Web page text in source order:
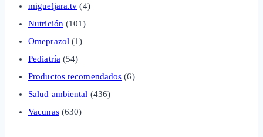
migueljara.tv (4)
Nutrición (101)
Omeprazol (1)
Pediatría (54)
Productos recomendados (6)
Salud ambiental (436)
Vacunas(630)